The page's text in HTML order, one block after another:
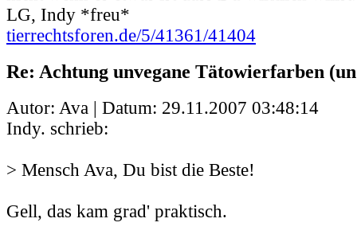
LG, Indy *freu*
tierrechtsforen.de/5/41361/41404
Re: Achtung unvegane Tätowierfarben
Autor: Ava | Datum: 29.11.2007 03:48:14
Indy. schrieb:
> Mensch Ava, Du bist die Beste!
Gell, das kam grad' praktisch.